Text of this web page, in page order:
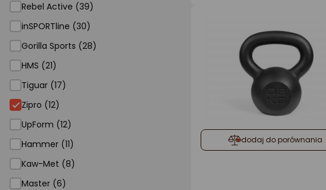
Rebel Active (39)
inSPORTline (30)
Gorilla Sports (28)
HMS (21)
Tiguar (17)
ZiproZipro (12)
UpForm (12)
Hammer (11)
Kaw-Met (8)
Master (6)
dodaj do porównania